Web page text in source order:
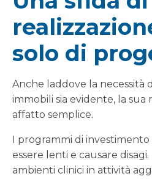
solo di
Anche laddove la necessità
immobili sia evidente, la sua
affatto semplice.
I programmi di
essere lenti e causare
ambienti clinici in attività